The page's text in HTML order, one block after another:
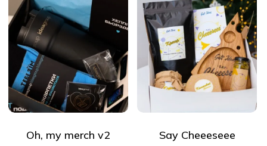
Oh, my merch v2 Say Cheeeseee